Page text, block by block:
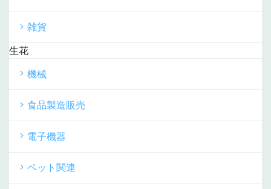
雑貨
生花
機械
食品製造販売
電子機器
ペット関連